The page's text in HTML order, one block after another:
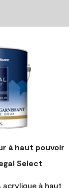
à haut pouvoir
Select
acrylique à haut